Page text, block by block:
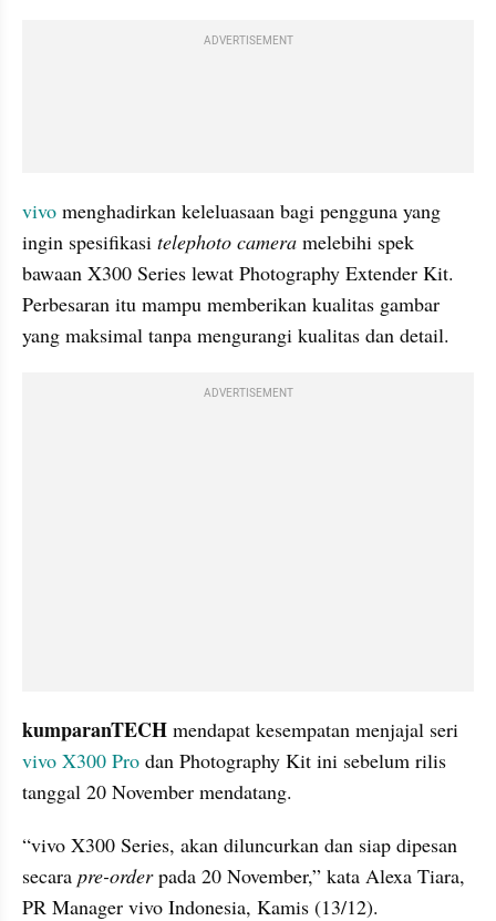
ADVERTISEMENT
vivo menghadirkan keleluasaan bagi pengguna yang
ingin spesifikasi telephoto camera melebihi spek
bawaan X300 Series lewat Photography Extender Kit.
Perbesaran itu mampu memberikan kualitas gambar
yang maksimal tanpa mengurangi kualitas dan detail.
ADVERTISEMENT
kumparanTECH
vivo X300 Pro dan Photography Kit ini sebelum rilis
tanggal 20 November mendatang.
“vivo X300 Series, akan diluncurkan dan siap dipesan
secara pre-order pada 20 November,” kata Alexa Tiara,
PR Manager vivo Indonesia, Kamis (13/12).